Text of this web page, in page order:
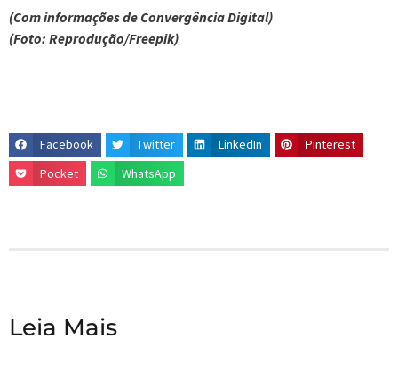
(Com informações de Convergência Digital)
(Foto: Reprodução/Freepik)
Facebook Twitter LinkedIn
Pinterest
Pocket
WhatsApp
Leia Mais